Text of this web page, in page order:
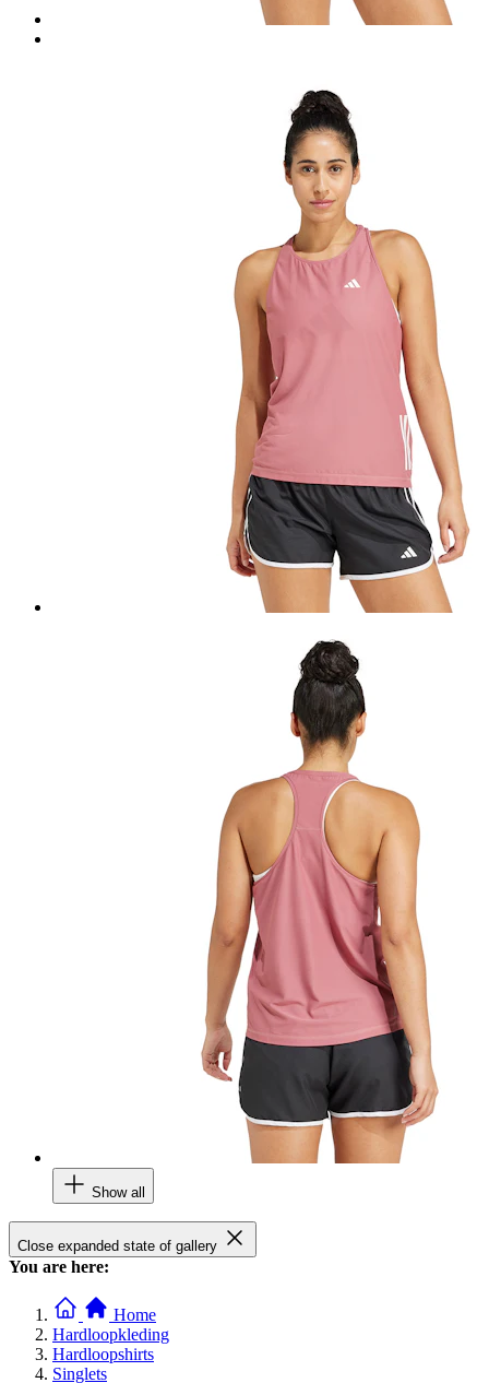
Show all
Close expanded state of gallery
You are here:
Home
Hardloopkleding
Hardloopshirts
Singlets